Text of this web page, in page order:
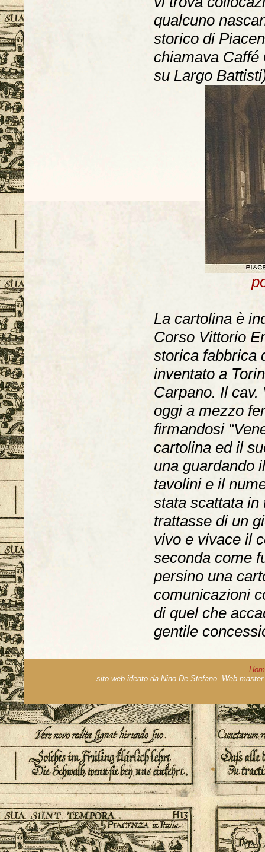
qualcuno
storico di
chiamava Caffé
su Largo
La cartolina è
Corso Vittorio
storica fabbrica
inventato a
Carpano. Il cav.
oggi a mezzo
firmandosi
cartolina ed il
una guardando
tavolini e il
stata scattata
trattasse di un
vivo e vivace il
seconda come
persino una
comunicazioni
di quel che
gentile
sito web ideato da Nino De Stefano. Web